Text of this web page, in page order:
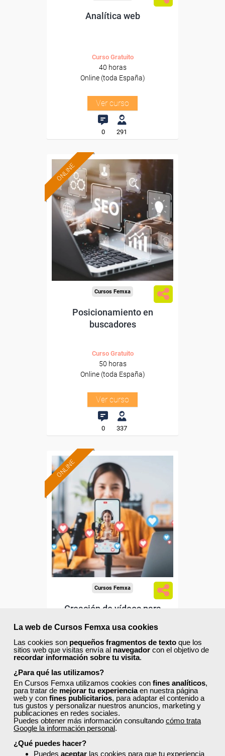
La web de Cursos Femxa usa cookies
Las cookies son pequeños fragmentos de texto que los
sitios web que visitas envía al navegador con el objetivo de
recordar información sobre tu visita.
¿Para qué las utilizamos?
En Cursos Femxa utilizamos cookies con fines analíticos,
para tratar de mejorar tu experienciaen nuestra página
web y con fines publicitarios, para adaptar el contenido a
tus gustos y personalizar nuestros anuncios, marketing y
publicaciones en redes sociales.
Puedes obtener más información consultando cómo trata
Google la información personal.
¿Qué puedes hacer?
Puedes aceptar las cookies para que tu experiencia
Analítica web
Curso Gratuito
40 horas
Online (toda España)
Ver curso
0 291
ONLINE
Formación 100%
subvencionada.
Para desempleados,
trabajadores y autónomos.
Sector
-Comercio.
Cursos Femxa
Posicionamiento en
buscadores
Curso Gratuito
50 horas
Online (toda España)
Ver curso
0 337
ONLINE
Formación 100%
subvencionada.
Para desempleados,
trabajadores y autónomos.
Sector
-Información, Comunicación
y Artes Gráficas.
Cursos Femxa
Creación de vídeos para
Curso Gratuito
50 horas
Online (toda España)
Ver curso
0 196